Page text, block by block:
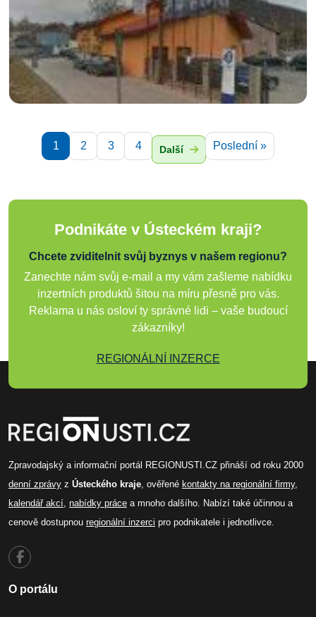
1 2 3 4 Další Poslední »
Podnikáte v Ústeckém kraji?
Chcete zviditelnit svůj byznys v našem regionu?
Zanechte nám svůj e-mail a my vám zašleme nabídku
inzertních produktů šitou na míru přesně pro vás.
Reklama u nás osloví ty správné lidi – vaše budoucí
zákazníky!
REGIONÁLNÍ INZERCE
Zpravodajský a informační portál REGIONUSTI.CZ přináší od roku 2000
denní zprávy z Ústeckého kraje, ověřené kontakty na regionální firmy,
kalendář akcí, nabídky práce a mnoho dalšího. Nabízí také účinnou a
cenově dostupnou regionální inzerci pro podnikatele i jednotlivce.
O portálu